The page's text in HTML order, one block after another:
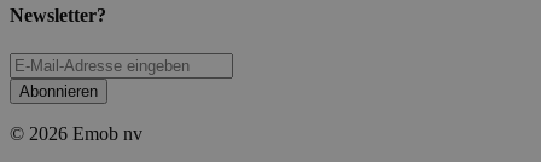
Newsletter?
Abonnieren
© 2026 Emob nv